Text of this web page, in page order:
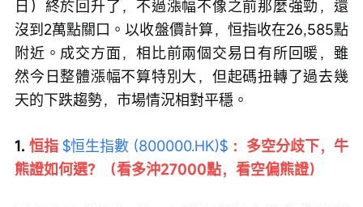
日）終於回升了，不過漲幅不像之前那麼強勁，還
沒到2萬點關口。以收盤價計算，恒指收在26,585點
附近。成交方面，相比前兩個交易日有所回暖，雖
然今日整體漲幅不算特別大，但起碼扭轉了過去幾
天的下跌趨勢，市場情況相對平穩。
1. 恒指 $恒生指數 (800000.HK)$ ：多空分歧下，牛
熊證如何選？（看多沖27000點，看空偏熊證）